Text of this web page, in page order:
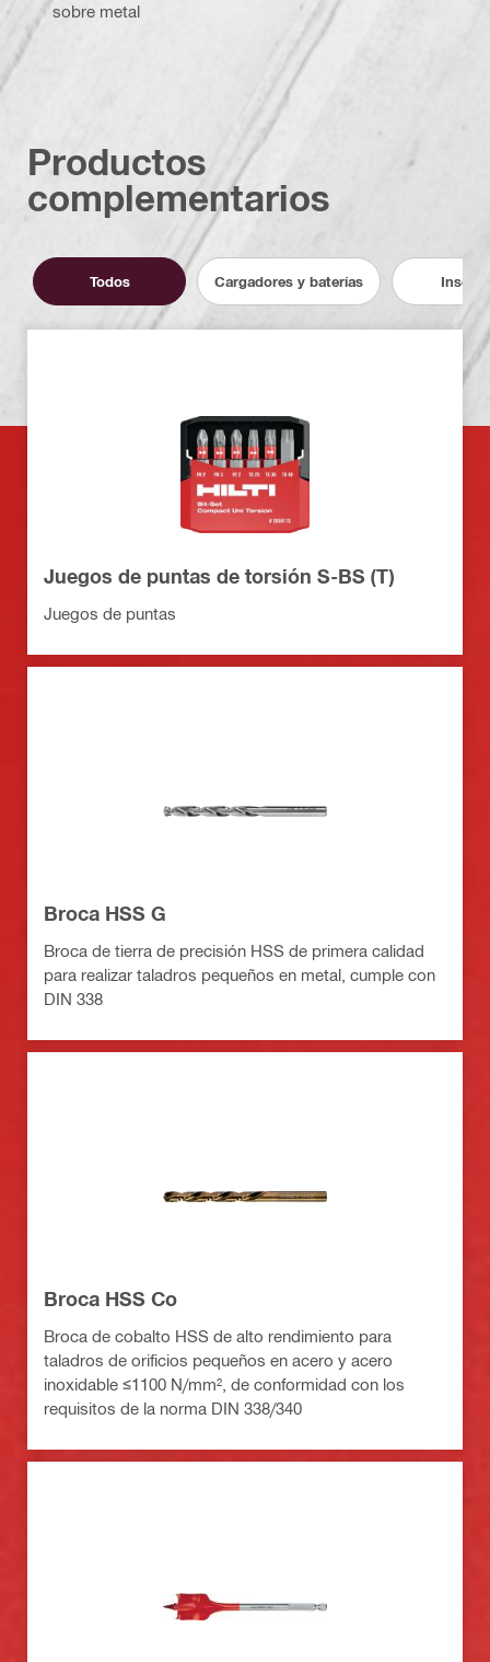
sobre metal
Productos
complementarios
Todos Cargadores y baterías
Juegos de puntas de torsión S-BS (T)
Juegos de puntas
Broca HSS G
Broca de tierra de precisión HSS de primera calidad
para realizar taladros pequeños en metal, cumple con
DIN 338
Broca HSS Co
Broca de cobalto HSS de alto rendimiento para
taladros de orificios pequeños en acero y acero
inoxidable ≤1100 N/mm², de conformidad con los
requisitos de la norma DIN 338/340